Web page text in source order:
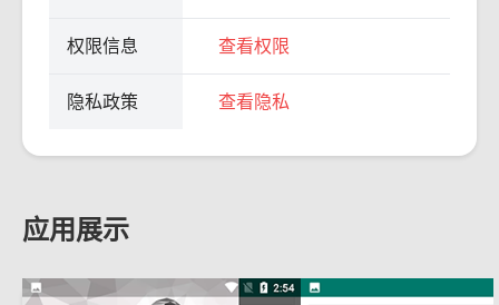
权限信息 查看权限
隐私政策 查看隐私
应用展示